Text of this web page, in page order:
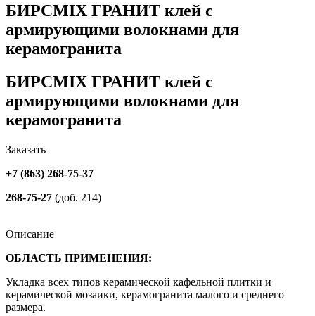
БИРСMIX ГРАНИТ клей с
армирующими волокнами для
керамогранита
БИРСMIX ГРАНИТ клей с
армирующими волокнами для
керамогранита
Заказать
+7 (863) 268-75-37
268-75-27 (доб. 214)
Описание
ОБЛАСТЬ ПРИМЕНЕНИЯ:
Укладка всех типов керамической кафельной плитки и
керамической мозаики, керамогранита малого и среднего
размера.